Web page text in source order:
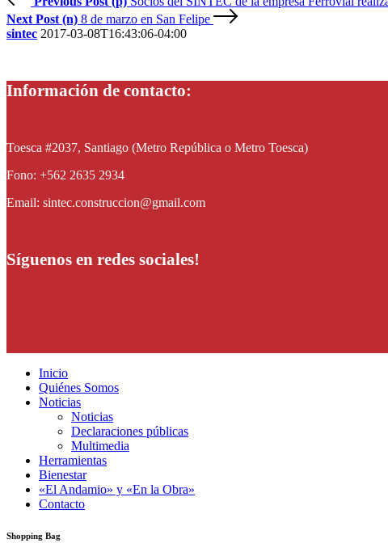
Next Post (n) 8 de marzo en San Felipe
sintec 2017-03-08T16:43:06-04:00
Información de contacto:
Toesca #2037, Santiago (Metro República o Metro Toesca)
Fono: +562 2635 2934
Email: sintec.construccion@gmail.com
Síguenos en redes sociales!
Inicio
Quiénes Somos
Noticias
Noticias
Declaraciones públicas
Multimedia
Herramientas
Bienestar
«El Andamio» y «En la Obra»
Contacto
Shopping Bag